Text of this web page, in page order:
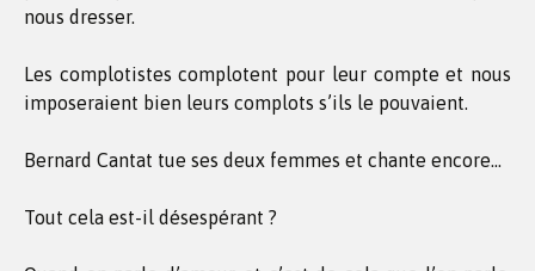
nous dresser.
Les complotistes complotent pour leur compte et nous
imposeraient bien leurs complots s’ils le pouvaient.
Bernard Cantat tue ses deux femmes et chante encore…
Tout cela est-il désespérant ?